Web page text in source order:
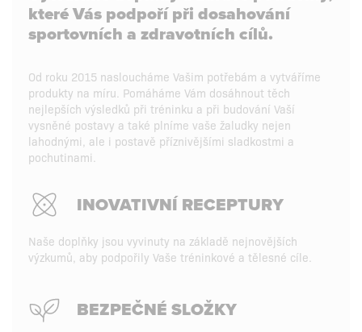
které Vás podpoří při dosahování
sportovních a zdravotních cílů.
Od roku 2015 nasloucháme Vašim potřebám a vytváříme
produkty na míru. Pomáháme Vám dosáhnout těch
nejlepších výsledků při tréninku a při budování Vaší
vysněné postavy a také plníme vaše žaludky nejen
lahodnými, ale i postavě příznivějšími sladkostmi a
pochutinami.
INOVATIVNÍ RECEPTURY
Naše doplňky jsou vyvinuty na základě nejnovějších
výzkumů, aby podpořily Vaše tréninkové a tělesné cíle.
BEZPEČNÉ SLOŽKY